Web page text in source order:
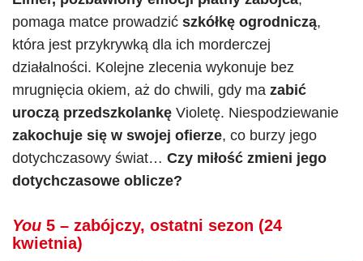
pomaga matce prowadzić szkółkę ogrodniczą,
która jest przykrywką dla ich morderczej
działalności. Kolejne zlecenia wykonuje bez
mrugnięcia okiem, aż do chwili, gdy ma zabić
uroczą przedszkolankę Violetę. Niespodziewanie
zakochuje się w swojej ofierze, co burzy jego
dotychczasowy świat… Czy miłość zmieni jego
dotychczasowe oblicze?
You 5 – zabójczy, ostatni sezon (24
kwietnia)